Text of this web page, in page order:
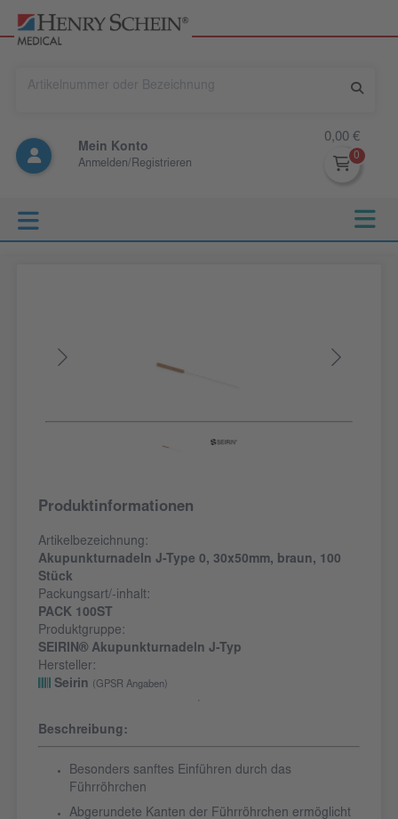
Mein Konto
Anmelden/Registrieren
0,00 €
Produktinformationen
Artikelbezeichnung:
Akupunkturnadeln J-Type 0, 30x50mm, braun, 100
Stück
Packungsart/-inhalt:
PACK 100ST
Produktgruppe:
SEIRIN® Akupunkturnadeln J-Typ
Hersteller:
Seirin
(GPSR Angaben)
Beschreibung:
Besonders sanftes Einführen durch das
Führröhrchen
Abgerundete Kanten der Führröhrchen ermöglicht